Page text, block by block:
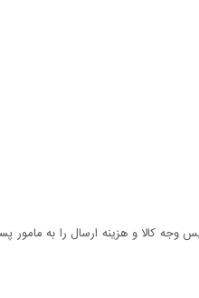
کالا و هزینه ارسال را به مامور